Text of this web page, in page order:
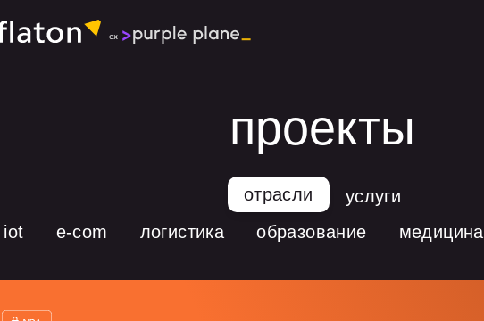
проекты
отрасли
услуги
iot e-com логистика образование медицина